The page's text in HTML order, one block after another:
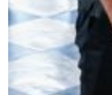
Kids
Accessori
Party